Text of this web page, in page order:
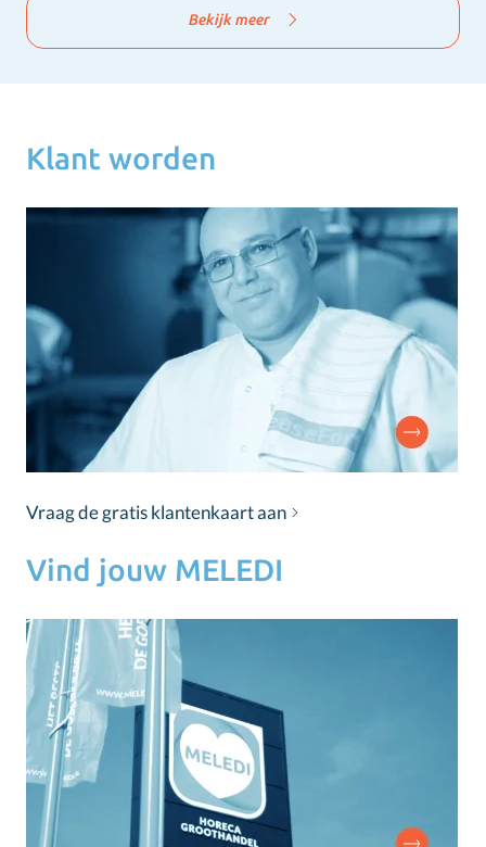
Bekijk meer
Klant worden
Vraag de gratis klantenkaart aan
Vind jouw MELEDI